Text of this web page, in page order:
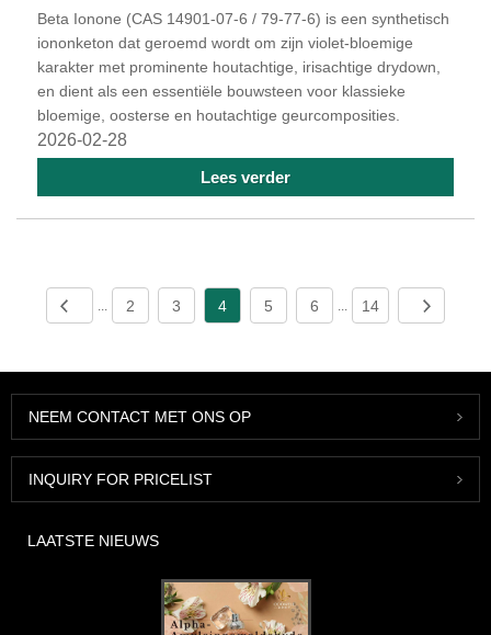
Beta Ionone (CAS 14901-07-6 / 79-77-6) is een synthetisch
iononketon dat geroemd wordt om zijn violet-bloemige
karakter met prominente houtachtige, irisachtige drydown,
en dient als een essentiële bouwsteen voor klassieke
bloemige, oosterse en houtachtige geurcomposities.
2026-02-28
Lees verder
2 3 4 5 6 14
NEEM CONTACT MET ONS OP
INQUIRY FOR PRICELIST
LAATSTE NIEUWS